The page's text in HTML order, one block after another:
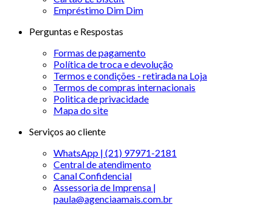
Empréstimo Dim Dim
Perguntas e Respostas
Formas de pagamento
Política de troca e devolução
Termos e condições - retirada na Loja
Termos de compras internacionais
Politica de privacidade
Mapa do site
Serviços ao cliente
WhatsApp | (21) 97971-2181
Central de atendimento
Canal Confidencial
Assessoria de Imprensa |
paula@agenciaamais.com.br